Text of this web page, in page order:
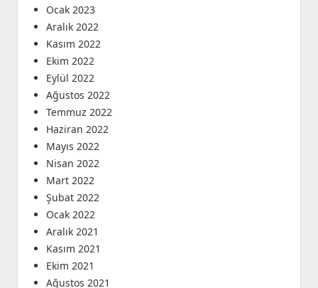
Ocak 2023
Aralık 2022
Kasım 2022
Ekim 2022
Eylül 2022
Ağustos 2022
Temmuz 2022
Haziran 2022
Mayıs 2022
Nisan 2022
Mart 2022
Şubat 2022
Ocak 2022
Aralık 2021
Kasım 2021
Ekim 2021
Ağustos 2021